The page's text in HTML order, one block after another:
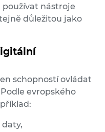
nástroje
důležitou jako
schopností ovládat
evropského